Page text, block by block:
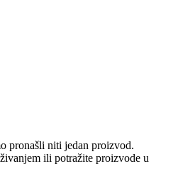
pronašli niti jedan proizvod.
ili potražite proizvode u